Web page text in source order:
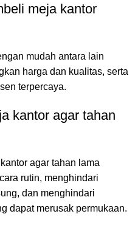
meja kantor
mudah antara lain
harga dan kualitas, serta
terpercaya.
kantor agar tahan
agar tahan lama
rutin, menghindari
dan menghindari
dapat merusak permukaan.